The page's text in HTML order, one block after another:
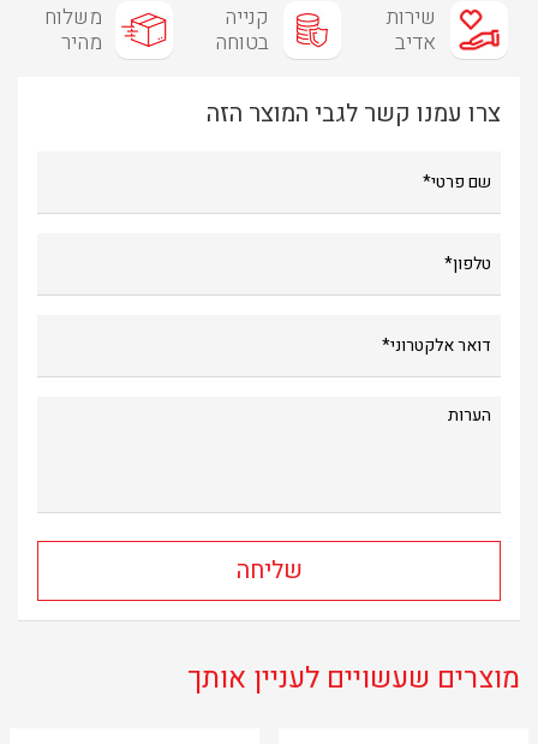
שירות
אדיב
קנייה
בטוחה
משלוח
מהיר
צרו עמנו קשר לגבי המוצר הזה
מוצרים שעשויים לעניין אותך